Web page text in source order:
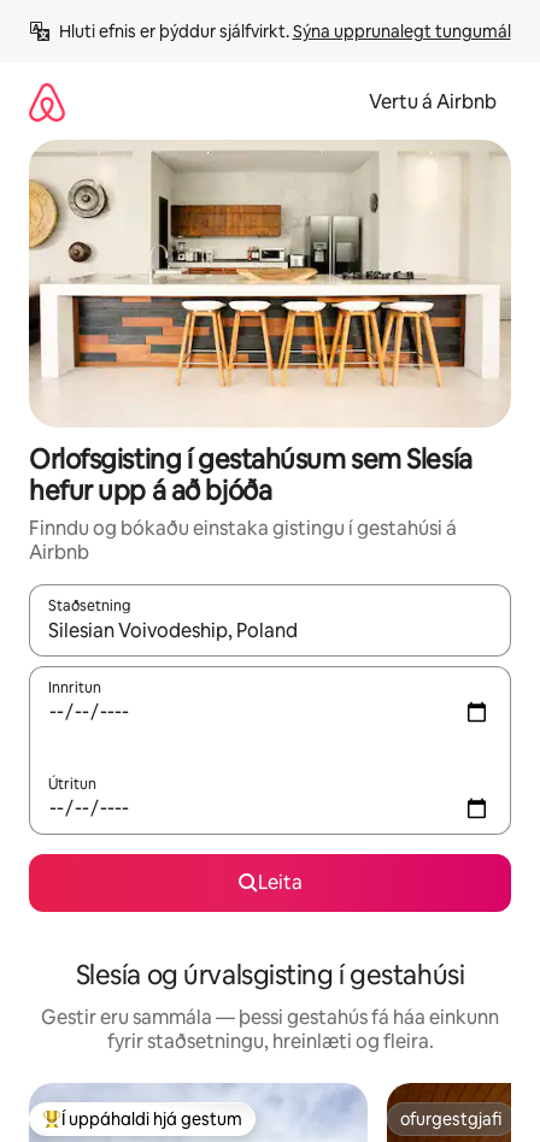
beint
Hluti efnis er þýddur sjálfvirkt. Sýna upprunalegt tungumál
Vertu á Airbnb
Orlofsgisting í gestahúsum sem Slesía
hefur upp á að bjóða
Finndu og bókaðu einstaka gistingu í gestahúsi á
Airbnb
Staðsetning
Þegar niðurstöður liggja fyrir skaltu nota upp og niður
Innritun
Útritun
Leita
Slesía og úrvalsgisting í gestahúsi
Gestir eru sammála — þessi gestahús fá háa einkunn
fyrir staðsetningu, hreinlæti og fleira.
Í mestu uppáhaldi hjá gestum
Í uppáhaldi hjá gestum ofurgestgjafi
ofurgestgjafi